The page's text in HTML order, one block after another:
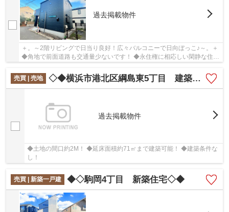
過去掲載物件
＋。～2階リビングで日当り良好！広々バルコニーで日向ぼっこ♪～。＋
◆角地で前面道路も交通量少ないです！ ◆永住権に相応しい閑静な住宅
売買 | 売地
◇◆横浜市港北区綱島東5丁目 建築条件無し売地◆◇
過去掲載物件
◆土地の間口約2M！ ◆延床面積約71㎡まで建築可能！ ◆建築条件な
し！
売買 | 新築一戸建 ◆◇駒岡4丁目 新築住宅◇◆